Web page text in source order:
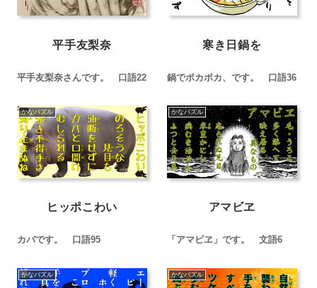
平手友梨奈
平手友梨奈さんです。 口語22
寒き日鍋を
鍋でポカポカ、です。 口語36
かなパズル
ヒッポこわい
カバです。 口語95
かなパズル
アマビヱ
「アマビヱ」です。 文語6
かなパズル かなパズル